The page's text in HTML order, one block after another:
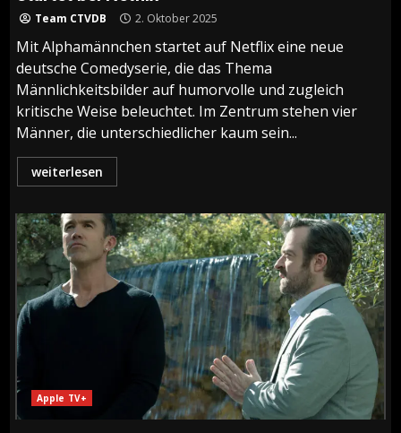
Team CTVDB 2. Oktober 2025
Mit Alphamännchen startet auf Netflix eine neue
deutsche Comedyserie, die das Thema
Männlichkeitsbilder auf humorvolle und zugleich
kritische Weise beleuchtet. Im Zentrum stehen vier
Männer, die unterschiedlicher kaum sein...
weiterlesen
Apple TV+